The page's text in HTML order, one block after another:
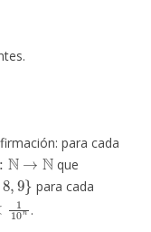
para cada
→N
que
}
para cada
110n
.